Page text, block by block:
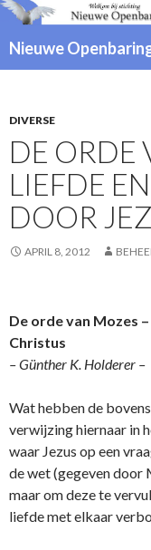
Nieuwe
SPRINGEN
DIVERSE
DE ORDE
LIEFDE
DOOR
APRIL 8, 2012
De orde van Mozes
Christus
– Günther K. Holderer –
Wat hebben de
verwijzing hiernaar in
waar Jezus op een
de wet (gegeven door
maar om deze te
liefde met elkaar